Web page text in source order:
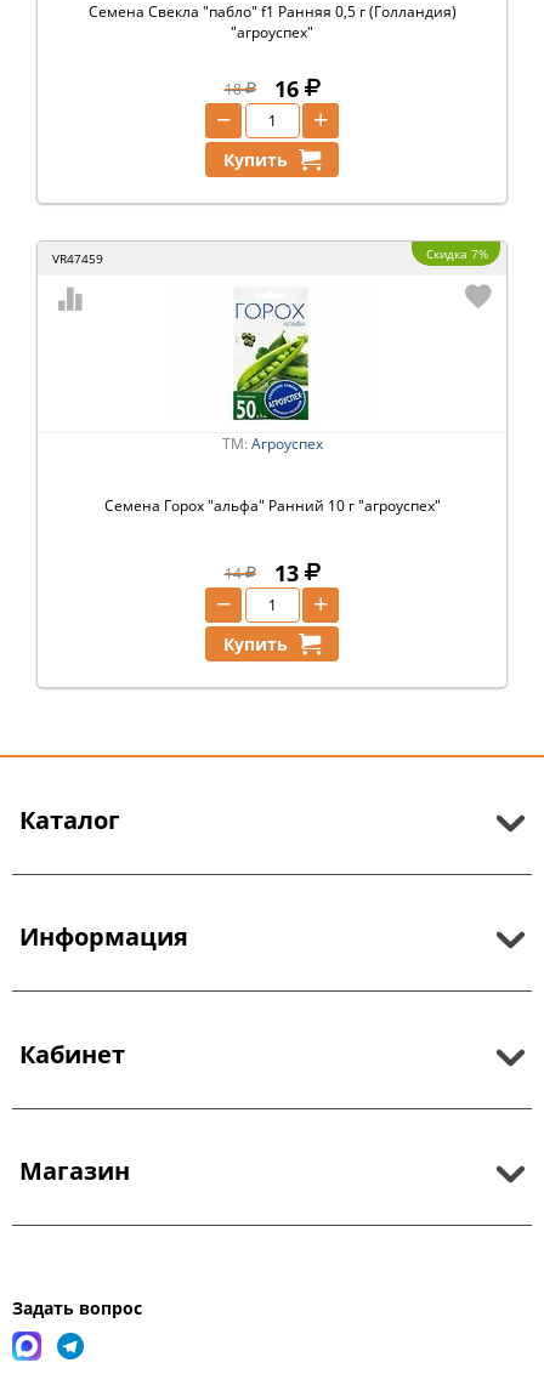
Семена Свекла "пабло" f1 Ранняя 0,5 г (Голландия)
"агроуспех"
18 16
+
−
Купить
VR47459 Скидка 7%
ТМ: Агроуспех
Семена Горох "альфа" Ранний 10 г "агроуспех"
14 13
+
−
Купить
Каталог
Информация
Кабинет
Магазин
Задать вопрос